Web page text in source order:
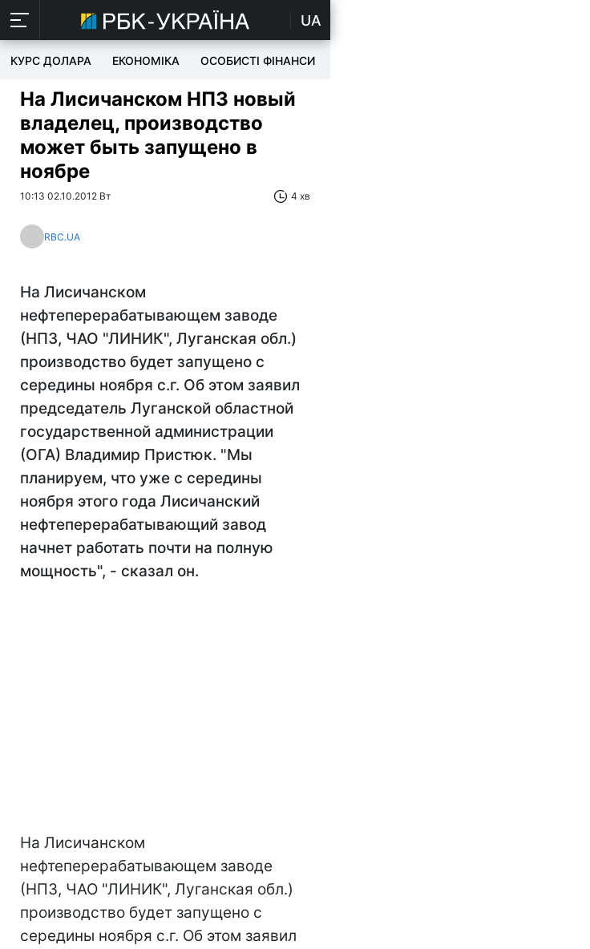
UA
КУРС ДОЛАРА ЕКОНОМІКА ОСОБИСТІ ФІНАНСИ
На Лисичанском НПЗ новый
владелец, производство
может быть запущено в
ноябре
10:13 02.10.2012 Вт 4 хв
RBC.UA
На Лисичанском
нефтеперерабатывающем заводе
(НПЗ, ЧАО "ЛИНИК", Луганская обл.)
производство будет запущено с
середины ноября с.г. Об этом заявил
председатель Луганской областной
государственной администрации
(ОГА) Владимир Пристюк. "Мы
планируем, что уже с середины
ноября этого года Лисичанский
нефтеперерабатывающий завод
начнет работать почти на полную
мощность", - сказал он.
На Лисичанском
нефтеперерабатывающем заводе
(НПЗ, ЧАО "ЛИНИК", Луганская обл.)
производство будет запущено с
середины ноября с.г. Об этом заявил